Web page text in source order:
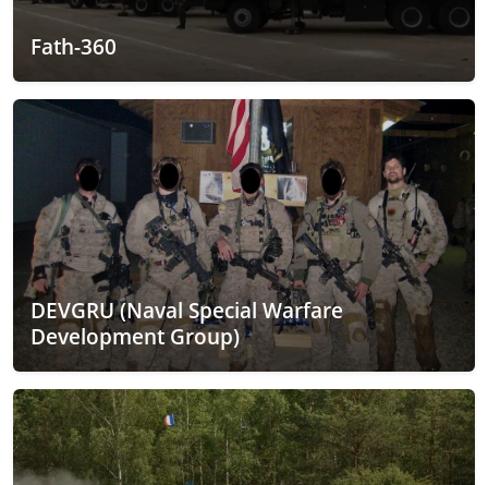
Fath-360
DEVGRU (Naval Special Warfare
Development Group)